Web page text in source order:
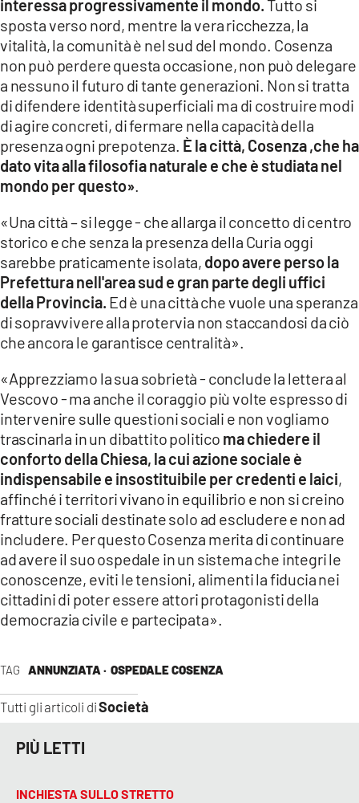
TAG ANNUNZIATA · OSPEDALE COSENZA
Tutti gli articoli diSocietà
interessa progressivamente il mondo.Tutto si
sposta verso nord, mentre la vera ricchezza, la
vitalità, la comunità è nel sud del mondo. Cosenza
non può perdere questa occasione, non può delegare
a nessuno il futuro di tante generazioni. Non si tratta
di difendere identità superficiali ma di costruire modi
di agire concreti, di fermare nella capacità della
presenza ogni prepotenza. È la città, Cosenza ,che ha
dato vita alla filosofia naturale e che è studiata nel
mondo per questo»
«Una città – si legge - che allarga il concetto di centro
storico e che senza la presenza della Curia oggi
sarebbe praticamente isolata, dopo avere perso la
Prefettura nell'area sud e gran parte degli uffici
della Provincia. Ed è una città che vuole una speranza
di sopravvivere alla protervia non staccandosi da ciò
che ancora le garantisce centralità».
«Apprezziamo la sua sobrietà - conclude la lettera al
Vescovo - ma anche il coraggio più volte espresso di
intervenire sulle questioni sociali e non vogliamo
trascinarla in un dibattito politico ma chiedere il
conforto della Chiesa, la cui azione sociale è
indispensabile e insostituibile per credenti e laici,
affinché i territori vivano in equilibrio e non si creino
fratture sociali destinate solo ad escludere e non ad
includere. Per questo Cosenza merita di continuare
ad avere il suo ospedale in un sistema che integri le
conoscenze, eviti le tensioni, alimenti la fiducia nei
cittadini di poter essere attori protagonisti della
democrazia civile e partecipata».
PIÙ LETTI
INCHIESTA SULLO STRETTO